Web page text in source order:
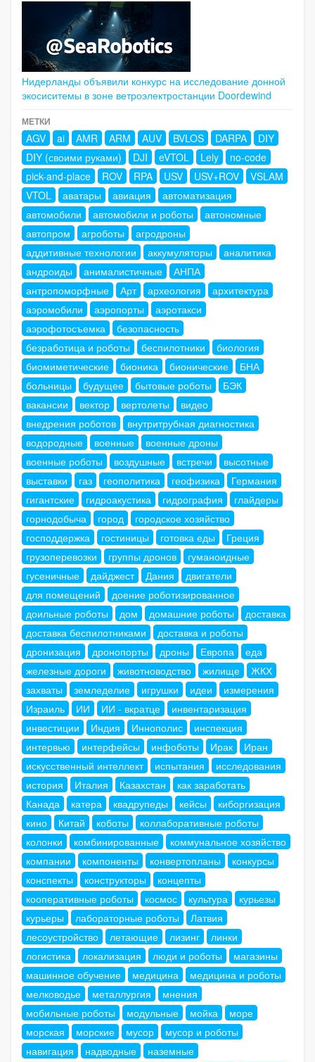
Нидерланды объявили конкурс на исследование донной
экосиситемы в зоне ветроэлектростанции Doordewind
МЕТКИ
AGV ai AMR ARM AUV BVLOS DARPA
DIY
DIY (своими руками)
DJI eVTOL Lely
no-code
pick-and-place
ROV RPA USV USV+ROV
VSLAM
VTOL
аватары авиация
автоматизация
автомобили
автомобили и роботы
автономные
автопром
агроботы
агродроны
аддитивные технологии
аккумуляторы
аналитика
андроиды
анималистичные
АНПА
антропоморфные
Арт археология
архитектура
аэромобили
аэропорты
аэротакси
аэрофотосъемка
безопасность
безработица и роботы
беспилотники
биология
биомиметические
бионика бионические
БНА
больницы
будущее бытовые роботы
БЭК
вакансии
вектор вертолеты
видео
внедрения роботов
внутритрубная диагностика
водородные
военные
военные дроны
военные роботы
воздушные встречи
высотные
выставки
газ геополитика геофизика
Германия
гигантские
гидроакустика гидрография
глайдеры
горнодобыча
город
городское хозяйство
господдержка
гостиницы готовка еды
Греция
грузоперевозки
группы дронов
гуманоидные
гусеничные
дайджест Дания
двигатели
для помещений
доение роботизированное
доильные роботы
дом домашние роботы
доставка
доставка беспилотниками
доставка и роботы
дронизация
дронопорты дроны Европа
еда
железные дороги
животноводство жилище
ЖКХ
захваты
земледелие игрушки идеи
измерения
Израиль
ИИ ИИ - вкратце
инвентаризация
инвестиции
Индия Иннополис
инспекция
интервью
интерфейсы инфоботы Ирак
Иран
искусственный интеллект
испытания
исследования
история
Италия Казахстан
как заработать
Канада
катера квадрупеды кейсы
киборгизация
кино
Китай коботы
коллаборативные роботы
колонки
комбинированные
коммунальное хозяйство
компании
компоненты конвертопланы
конкурсы
конспекты
конструкторы
концепты
кооперативные роботы
космос культура
курьезы
курьеры
лабораторные роботы
Латвия
лесоустройство
летающие лизинг
линки
логистика
локализация люди и роботы
магазины
машинное обучение
медицина
медицина и роботы
мелководье
металлургия
мнения
мобильные роботы
модульные мойка
море
морская
морские мусор
мусор и роботы
навигация
надводные
наземные